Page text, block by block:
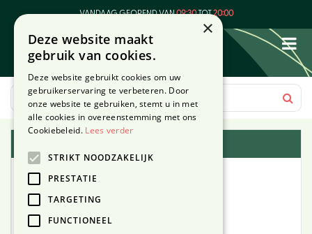
VANDAAG GEOPEND VAN09:30TOT20:00
×
Deze website maakt
gebruik van cookies.
Deze website gebruikt cookies om uw
gebruikerservaring te verbeteren. Door
onze website te gebruiken, stemt u in met
alle cookies in overeenstemming met ons
Cookiebeleid. Lees verder
STRIKT NOODZAKELIJK
PRESTATIE
TARGETING
FUNCTIONEEL